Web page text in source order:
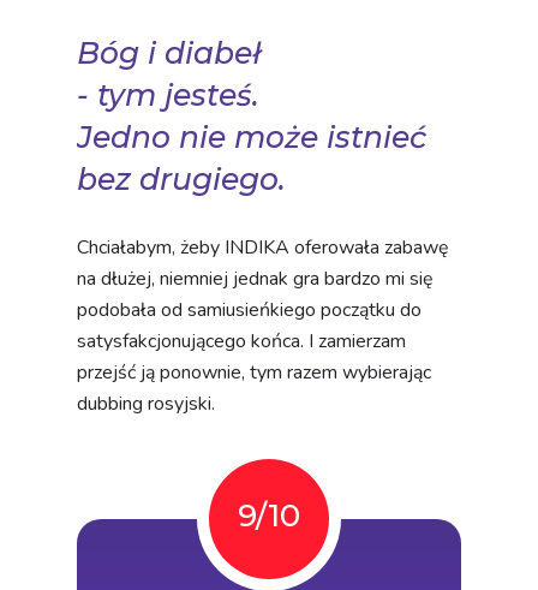
Bóg i diabeł
- tym jesteś.
Jedno nie może istnieć
bez drugiego.
Chciałabym, żeby INDIKA oferowała zabawę
na dłużej, niemniej jednak gra bardzo mi się
podobała od samiusieńkiego początku do
satysfakcjonującego końca. I zamierzam
przejść ją ponownie, tym razem wybierając
dubbing rosyjski.
9/10